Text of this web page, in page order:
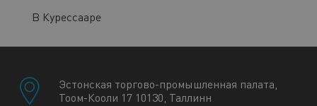
В Курессааре
Эстонская торгово-промышленная палата,
Тоом-Кооли 17 10130, Таллинн